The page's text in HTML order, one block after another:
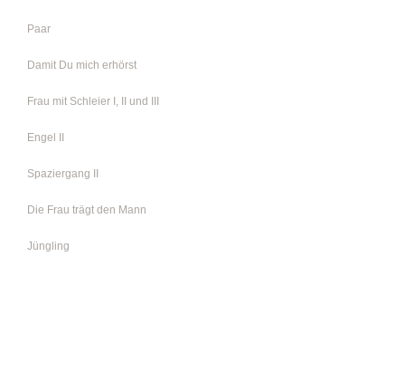
Paar
Damit Du mich erhörst
Frau mit Schleier I, II und III
Engel II
Spaziergang II
Die Frau trägt den Mann
Jüngling